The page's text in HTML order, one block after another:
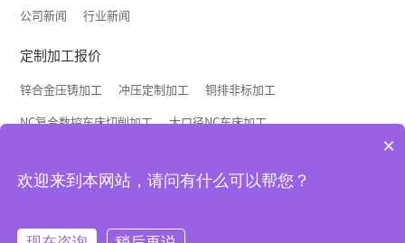
公司新闻 行业新闻
定制加工报价
锌合金压铸加工 冲压定制加工
铜排非标加工
NC复合数控车床切削加工
大口径NC车床加工
Copyright © 2023 星本机电配件 All rights reserved
×
欢迎来到本网站，请问有什么可以帮您？